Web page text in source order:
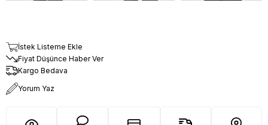
İstek Listeme Ekle
Fiyat Düşünce Haber Ver
Kargo Bedava
Yorum Yaz